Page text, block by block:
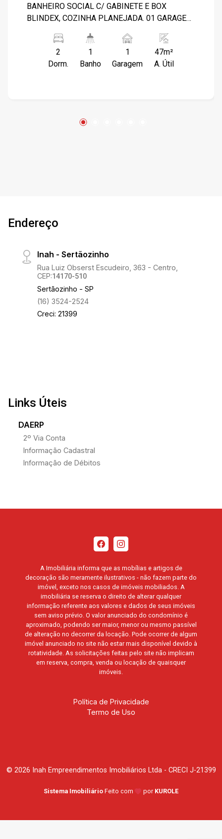
BANHEIRO SOCIAL C/ GABINETE E BOX
BLINDEX, COZINHA PLANEJADA. 01 GARAGEM
2
Dorm.
1
Banho
1
Garagem
47m²
A. Útil
Endereço
Inah - Sertãozinho
Rua Luiz Obserst Escudeiro, 363 - Centro,
CEP:14170-510
Sertãozinho - SP
(16) 3524-2524
Creci: 21399
Links Úteis
DAERP
2º Via Conta
Informação Cadastral
Informação de Débitos
A Imobiliária informa que as mobílias e artigos de
decoração são meramente ilustrativos - não fazem parte do
imóvel, exceto nos casos de imóveis mobiliados. A
imobiliária se reserva o direito de alterar qualquer
informação referente aos valores e dados de seus imóveis
sem aviso prévio. O valor anunciado do condomínio é
aproximado, podendo ser maior, menor ou mesmo passível
de alteração no decorrer da locação. Pode ocorrer de algum
imóvel anunciado no site não estar mais disponível devido à
rotatividade. As solicitações feitas pelo site não implicam
em reserva, compra, venda ou locação de quaisquer
imóveis.
Política de Privacidade
Termo de Uso
© 2026 Inah Empreendimentos Imobiliários Ltda - CRECI J-21399
Sistema Imobiliário Feito com por KUROLE